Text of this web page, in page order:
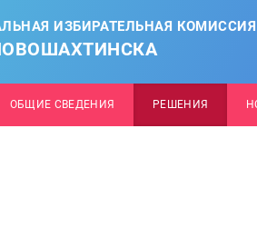
ИЗБИРАТЕЛЬНАЯ КОМИССИЯ
ОБЩИЕ СВЕДЕНИЯ РЕШЕНИЯ